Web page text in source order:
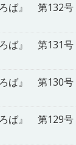
ろば』 第132号
ろば』 第131号
ろば』 第130号
ろば』 第129号